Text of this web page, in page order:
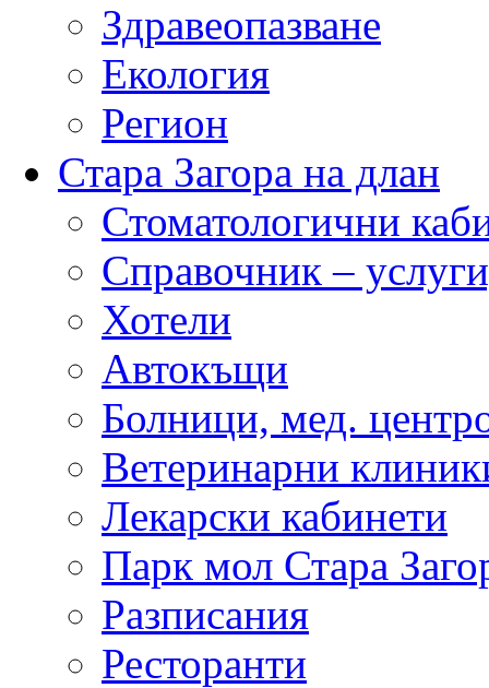
Здравеопазване
Екология
Регион
Стара Загора на длан
Стоматологични
Справочник –
Хотели
Автокъщи
Болници, мед.
Ветеринарни
Лекарски кабинети
Парк мол Стара
Разписания
Ресторанти